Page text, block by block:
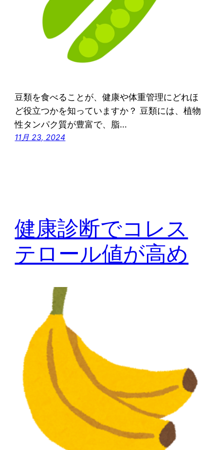
豆類を食べることが、健康や体重管理にどれほ
ど役立つかを知っていますか？ 豆類には、植物
性タンパク質が豊富で、脂…
11月 23, 2024
健康診断でコレス
テロール値が高め